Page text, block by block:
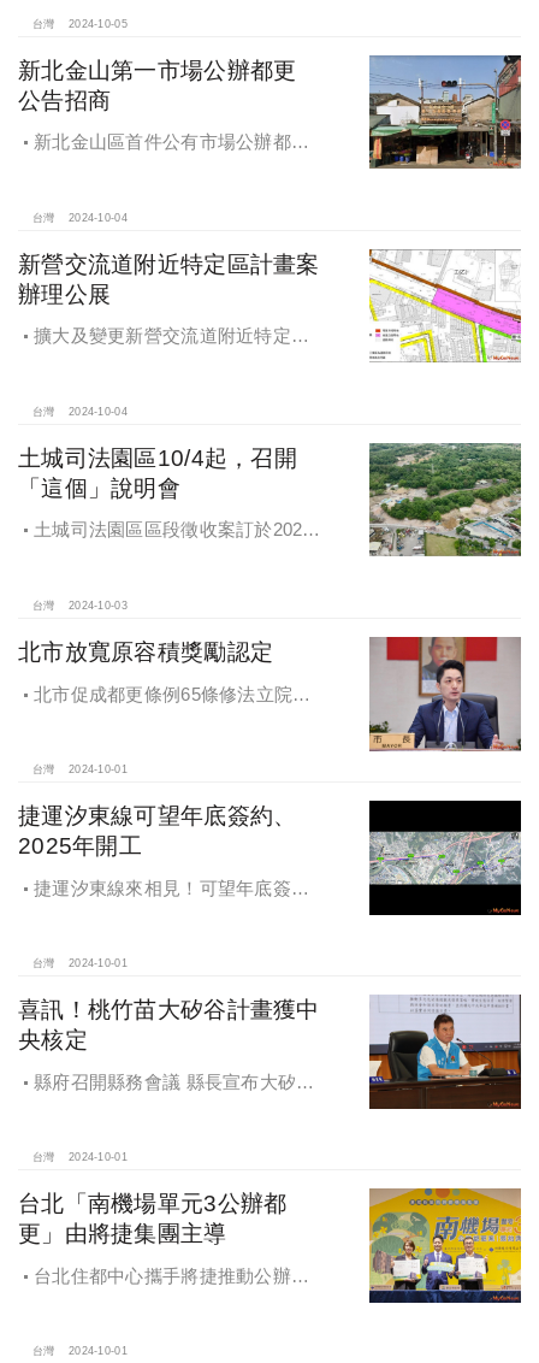
台灣 2024-10-05
新北金山第一市場公辦都更
公告招商
新北金山區首件公有市場公辦都更
台灣 2024-10-04
新營交流道附近特定區計畫案
辦理公展
擴大及變更新營交流道附近特定區
台灣 2024-10-04
土城司法園區10/4起，召開
「這個」說明會
土城司法園區區段徵收案訂於2024
台灣 2024-10-03
北市放寬原容積獎勵認定
北市促成都更條例65條修法立院初
台灣 2024-10-01
捷運汐東線可望年底簽約、
2025年開工
捷運汐東線來相見！可望年底簽約
台灣 2024-10-01
喜訊！桃竹苗大矽谷計畫獲中
央核定
縣府召開縣務會議 縣長宣布大矽谷
台灣 2024-10-01
台北「南機場單元3公辦都
更」由將捷集團主導
台北住都中心攜手將捷推動公辦都
台灣 2024-10-01